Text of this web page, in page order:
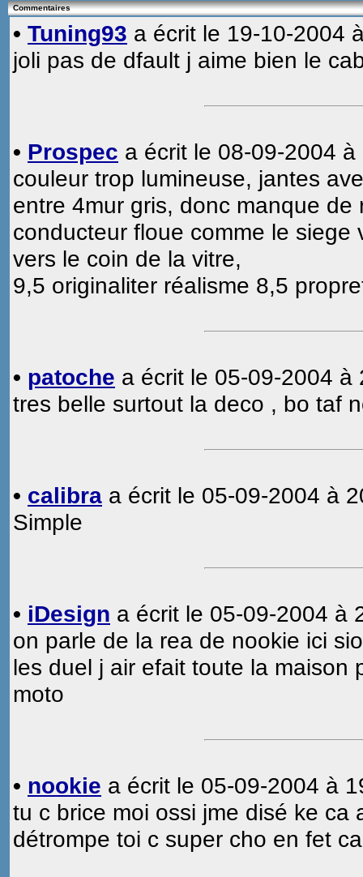
Commentaires
• Tuning93 a écrit le 19-10-2004
joli pas de dfault j aime bien le
• Prospec a écrit le 08-09-2004
couleur trop lumineuse, jantes
entre 4mur gris, donc manque
conducteur floue comme le
vers le coin de la vitre,
9,5 originaliter réalisme 8,5
• patoche a écrit le 05-09-2004 à
tres belle surtout la deco , bo taf
• calibra a écrit le 05-09-2004 à
Simple
• iDesign a écrit le 05-09-2004 à
on parle de la rea de nookie ici
les duel j air efait toute la maison
moto
• nookie a écrit le 05-09-2004 à
tu c brice moi ossi jme disé ke ca
détrompe toi c super cho en fet